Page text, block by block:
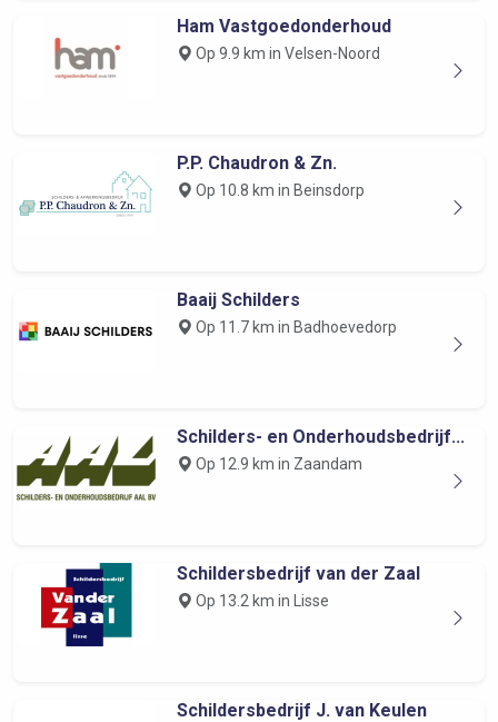
Ham Vastgoedonderhoud
Op 9.9 km in Velsen-Noord
P.P. Chaudron & Zn.
Op 10.8 km in Beinsdorp
Baaij Schilders
Op 11.7 km in Badhoevedorp
Schilders- en Onderhoudsbedrijf...
Op 12.9 km in Zaandam
Schildersbedrijf van der Zaal
Op 13.2 km in Lisse
Schildersbedrijf J. van Keulen